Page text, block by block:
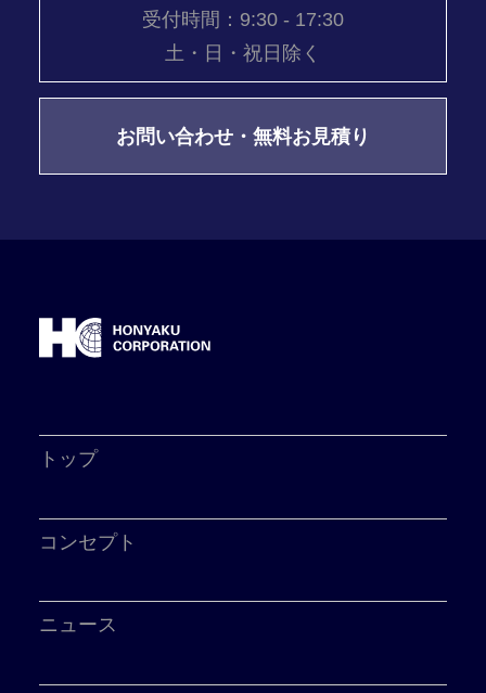
受付時間：9:30 - 17:30
土・日・祝日除く
お問い合わせ・無料お見積り
トップ
コンセプト
ニュース